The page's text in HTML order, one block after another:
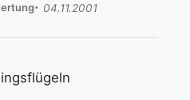
04.11.2001